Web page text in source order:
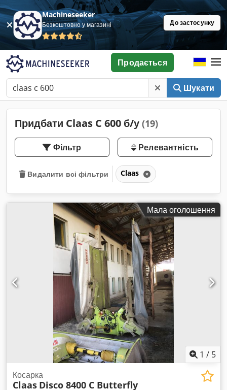
Machineseeker
Безкоштовно у магазині До застосунку
Шукати
Продається
Придбати Claas C 600 б/у (19)
Фільтр Релевантність
Видалити всі фільтри Claas
Мала оголошення
1 / 5
Косарка
Claas Disco 8400 C Butterfly